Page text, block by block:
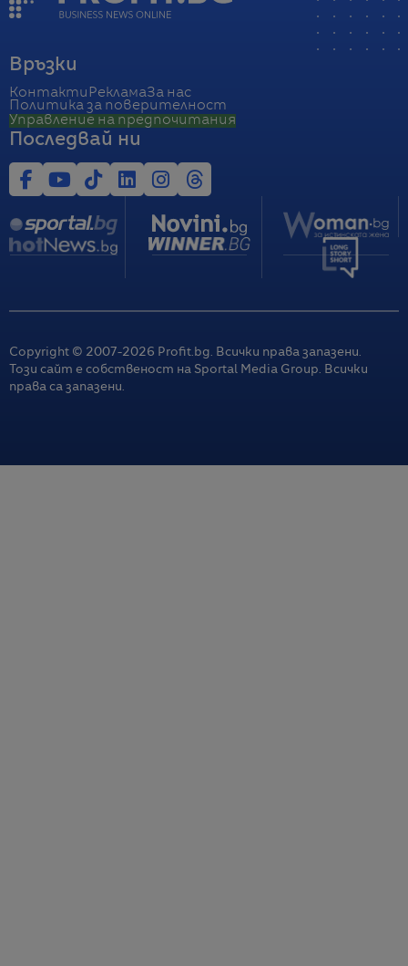
Връзки
Контакти РекламаЗа нас
Политика за поверителност
Управление на предпочитания
Последвай ни
Copyright © 2007-2026 Profit.bg. Всички права запазени.
Този сайт е собственост на Sportal Media Group. Всички
права са запазени.